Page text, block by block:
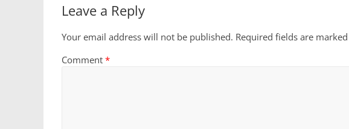
Leave a Reply
Your email address will not be published. Required fields are marked
Comment *